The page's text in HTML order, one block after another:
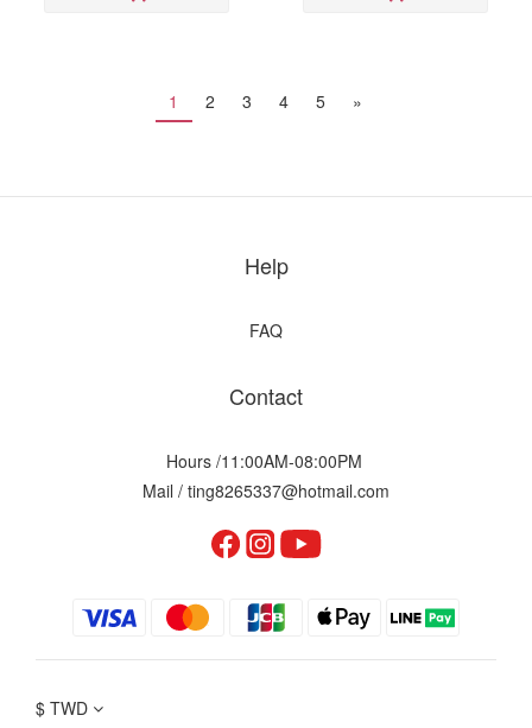
1 2 3 4 5 »
Help
FAQ
Contact
Hours /11:00AM-08:00PM
Mail / ting8265337@hotmail.com
$ TWD